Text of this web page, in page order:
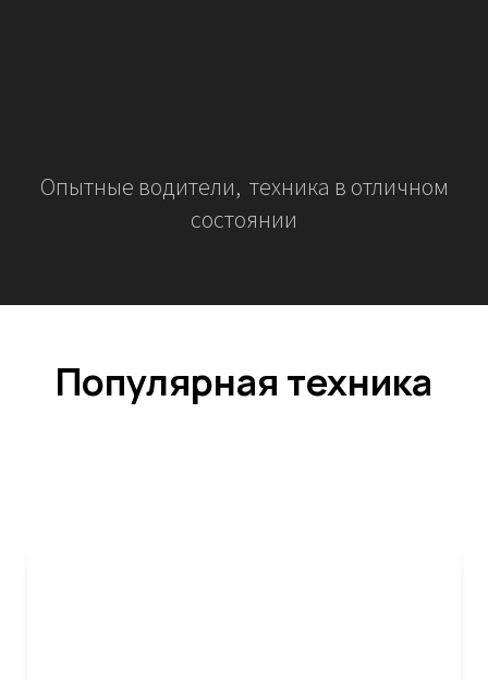
Опытные водители, техника в отличном
состоянии
Популярная техника